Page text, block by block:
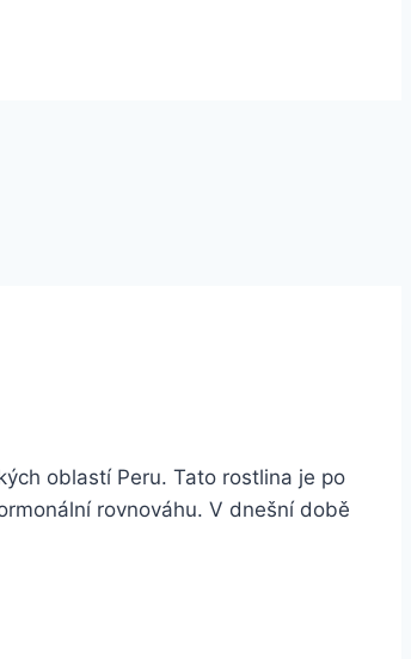
oblastí Peru. Tato rostlina je po
rovnováhu. V dnešní době